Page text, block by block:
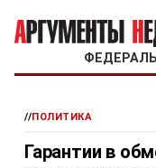
//ПОЛИТИКА
Гарантии в